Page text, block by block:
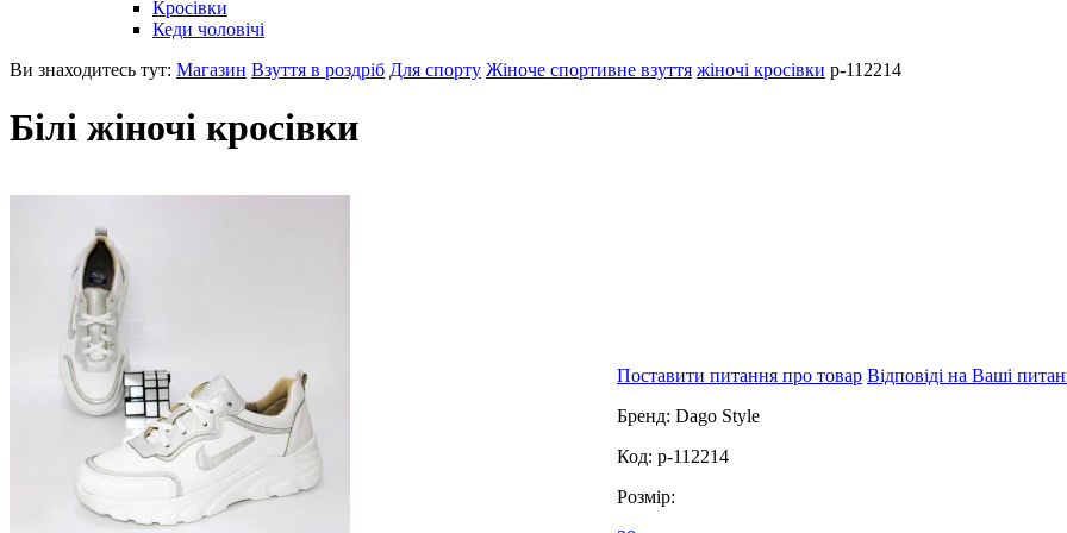
Кросівки
Кеди чоловічі
Ви знаходитесь тут: Магазин Взуття в роздріб Для спорту Жіноче спортивне взуття жіночі кросівки p-112214
Білі жіночі кросівки
Поставити питання про товар Відповіді на Ваші
Бренд: Dago Style
Код: p-112214
Розмір: